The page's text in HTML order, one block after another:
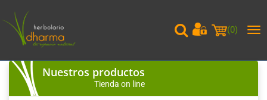
(0)
Nuestros productos
Tienda on line